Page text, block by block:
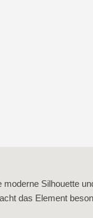
Silhouette
das Element